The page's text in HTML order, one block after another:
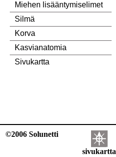
Miehen lisääntymiselimet
Silmä
Korva
Kasvianatomia
Sivukartta
©2006 Solunetti
sivukartta